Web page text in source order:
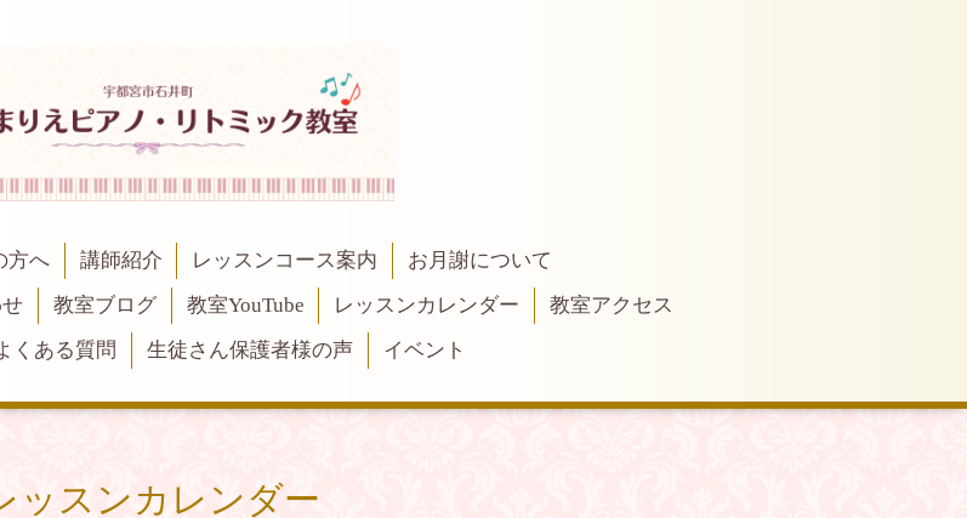
方へ 講師紹介 レッスンコース案内
お月謝について
教室ブログ 教室YouTube レッスンカレンダー
教室アクセス
くある質問 生徒さん保護者様の声 イベント
ッスンカレンダー